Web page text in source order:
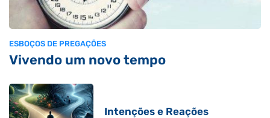
ESBOÇOS DE PREGAÇÕES
Vivendo um novo tempo
Intenções e Reações